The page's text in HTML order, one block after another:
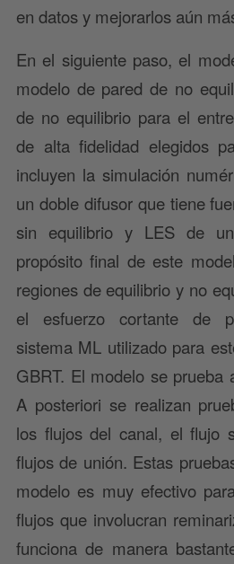
en datos y mejorarlos aún
En el siguiente paso, el
modelo de pared de no
de no equilibrio para el
de alta fidelidad elegidos
incluyen la simulación
un doble difusor que tiene
sin equilibrio y LES de
propósito final de este
regiones de equilibrio y no
el esfuerzo cortante de
sistema ML utilizado para
GBRT. El modelo se prueba
A posteriori se realizan
los flujos del canal, el flujo
flujos de unión. Estas
modelo es muy efectivo
flujos que involucran
funciona de manera